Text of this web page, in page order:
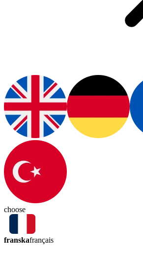
choose
franskafrançais